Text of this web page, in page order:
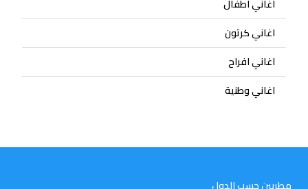
اغاني اطفال
اغاني كرتون
اغاني افراح
اغاني وطنية